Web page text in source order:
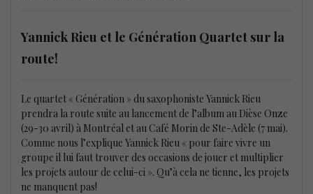
Yannick Rieu et le Génération Quartet sur la
route!
Le quartet « Génération » du saxophoniste Yannick Rieu
prendra la route suite au lancement de l’album au Dièse Onze
(29-30 avril) à Montréal et au Café Morin de Ste-Adèle (7 mai).
Comme nous l’explique Yannick Rieu « pour faire vivre un
groupe il lui faut trouver des occasions de jouer et multiplier
les projets autour de celui-ci ». Qu’à cela ne tienne, les projets
ne manquent pas!